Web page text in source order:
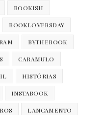
BOOKISH
BOOKLOVERSDAY
BYTHEBOOK
CARAMULO
HISTÓRIAS
INSTABOOK
LANCAMENTO